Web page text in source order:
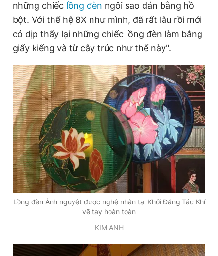
những chiếc lồng đèn ngôi sao dán bằng hồ
bột. Với thế hệ 8X như mình, đã rất lâu rồi mới
có dịp thấy lại những chiếc lồng đèn làm bằng
giấy kiếng và từ cây trúc như thế này".
Lồng đèn Ánh nguyệt được nghệ nhân tại Khởi Đăng Tác Khí
vẽ tay hoàn toàn
KIM ANH